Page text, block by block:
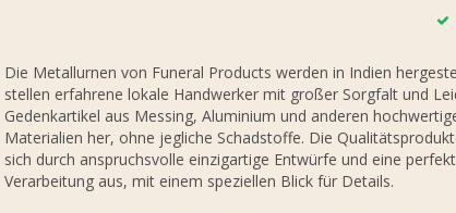
Die Metallurnen von Funeral Products werden in Indien
stellen erfahrene lokale Handwerker mit großer Sorgfalt und
Gedenkartikel aus Messing, Aluminium und anderen
Materialien her, ohne jegliche Schadstoffe. Die
sich durch anspruchsvolle einzigartige Entwürfe und eine
Verarbeitung aus, mit einem speziellen Blick für Details.